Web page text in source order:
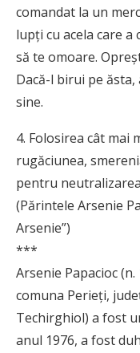
comandat la un
lupţi cu acela care a
să te omoare.
Dacă-l birui pe ăsta,
sine.
4. Folosirea cât mai
rugăciunea,
pentru
(Părintele Arsenie
Arsenie”)
***
Arsenie Papacioc
comuna Perieți,
Techirghiol) a fost
anul 1976, a fost